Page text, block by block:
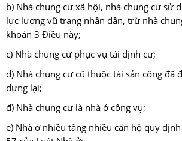
b) Nhà chung cư xã hội, nhà chung cư sử
lực lượng vũ trang nhân dân, trừ nhà
khoản 3 Điều này;
c) Nhà chung cư phục vụ tái định cư;
d) Nhà chung cư cũ thuộc tài sản công đã
dựng lại;
đ) Nhà chung cư là nhà ở công vụ;
e) Nhà ở nhiều tầng nhiều căn hộ quy